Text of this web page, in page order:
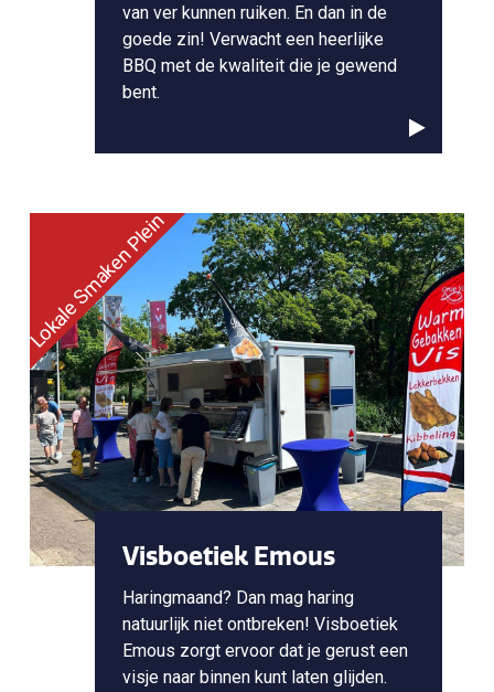
van ver kunnen ruiken. En dan in de
goede zin! Verwacht een heerlijke
BBQ met de kwaliteit die je gewend
bent.
Lokale Smaken Plein
Visboetiek Emous
Haringmaand? Dan mag haring
natuurlijk niet ontbreken! Visboetiek
Emous zorgt ervoor dat je gerust een
visje naar binnen kunt laten glijden.